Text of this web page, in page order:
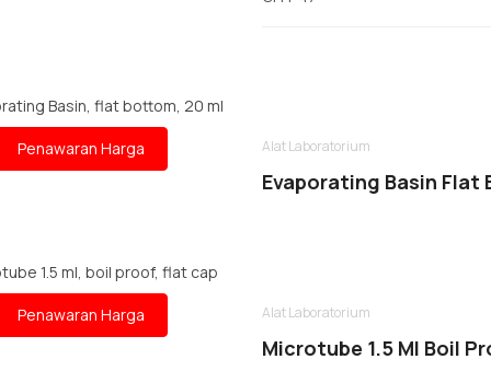
Penawaran Harga Alat Laboratorium
Evaporating Basin Flat
Penawaran Harga Alat Laboratorium
Microtube 1.5 Ml Boil